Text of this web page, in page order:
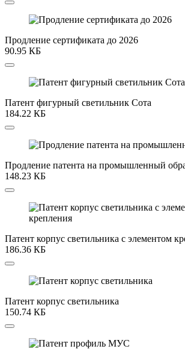
Продление сертификата до 2026
90.95 КБ
Патент фигурный светильник Сота
184.22 КБ
Продление патента на промышленный
148.23 КБ
Патент корпус светильника с элементом
186.36 КБ
Патент корпус светильника
150.74 КБ